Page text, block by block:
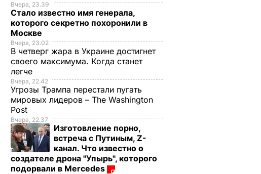
Вчера, 23.39
Стало известно имя генерала,
которого секретно похоронили в
Москве
Вчера, 23.02
В четверг жара в Украине достигнет
своего максимума. Когда станет
легче
Вчера, 22.42
Угрозы Трампа перестали пугать
мировых лидеров – The Washington
Post
Вчера, 22.37
Изготовление порно,
встреча с Путиным, Z-
канал. Что известно о
создателе дрона "Упырь", которого
подорвали в Mercedes